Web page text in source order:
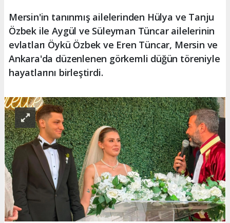
Mersin'in tanınmış ailelerinden Hülya ve Tanju
Özbek ile Aygül ve Süleyman Tüncar ailelerinin
evlatları Öykü Özbek ve Eren Tüncar, Mersin ve
Ankara'da düzenlenen görkemli düğün töreniyle
hayatlarını birleştirdi.